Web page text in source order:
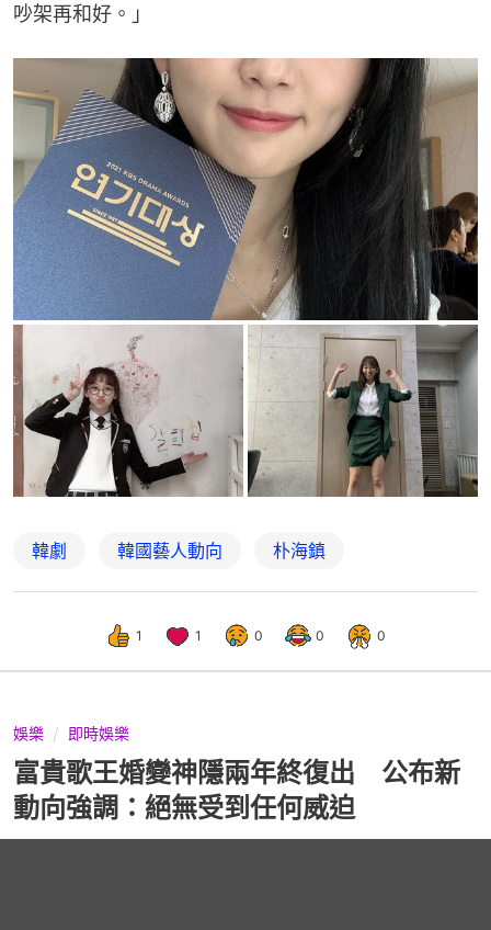
吵架再和好。」
韓劇 韓國藝人動向 朴海鎮
1 1 0 0 0
娛樂 即時娛樂
富貴歌王婚變神隱兩年終復出 公布新
動向強調：絕無受到任何威迫